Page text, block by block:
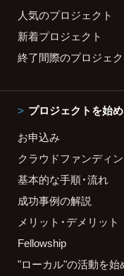
人気のプロジェクト
新着プロジェクト
終了間際のプロジェ
プロジェクトを始
お申込み
クラウドファンディ
基本的な手順・流れ
成功事例の解説
メリット・デメリット
Fellowship
"ローカル"の活動を始